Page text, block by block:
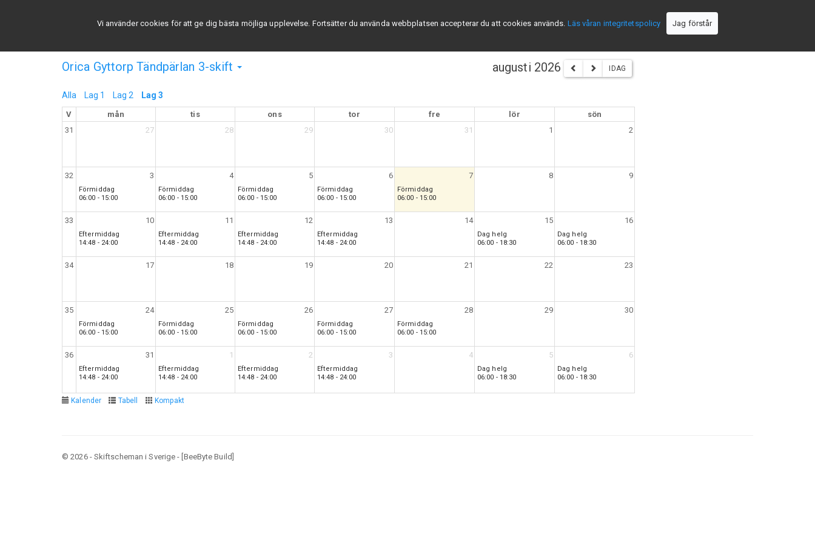
Välj schema Appar Om Kontakt
Orica Gyttorp Tändpärlan 3-skift augusti 2026 IDAG
Alla Lag 1 Lag 2 Lag 3
V mån tis ons tor fre lör
sön
31
27 28 29 30 31 1 2
32 3 4 5 6 7 8 9
Förmiddag
06:00 - 15:00
Förmiddag
06:00 - 15:00
Förmiddag
06:00 - 15:00
Förmiddag
06:00 - 15:00
Förmiddag
06:00 - 15:00
33 10 11 12 13 14 15 16
Eftermiddag
14:48 - 24:00
Eftermiddag
14:48 - 24:00
Eftermiddag
14:48 - 24:00
Eftermiddag
14:48 - 24:00
Dag helg
06:00 - 18:30
Dag helg
06:00 - 18:30
34 17 18 19 20 21 22 23
35 24 25 26 27 28 29 30
Förmiddag
06:00 - 15:00
Förmiddag
06:00 - 15:00
Förmiddag
06:00 - 15:00
Förmiddag
06:00 - 15:00
Förmiddag
06:00 - 15:00
36 31 1 2 3 4 5 6
Eftermiddag
14:48 - 24:00
Eftermiddag
14:48 - 24:00
Eftermiddag
14:48 - 24:00
Eftermiddag
14:48 - 24:00
Dag helg
06:00 - 18:30
Dag helg
06:00 - 18:30
Kalender Tabell Kompakt
© 2026 - Skiftscheman i Sverige - [BeeByte Build]
Vi använder cookies för att ge dig bästa möjliga upplevelse. Fortsätter du använda webbplatsen accepterar du att cookies används. Läs våran integritetspolicy Jag förstår